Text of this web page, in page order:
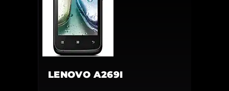
LENOVO A269I